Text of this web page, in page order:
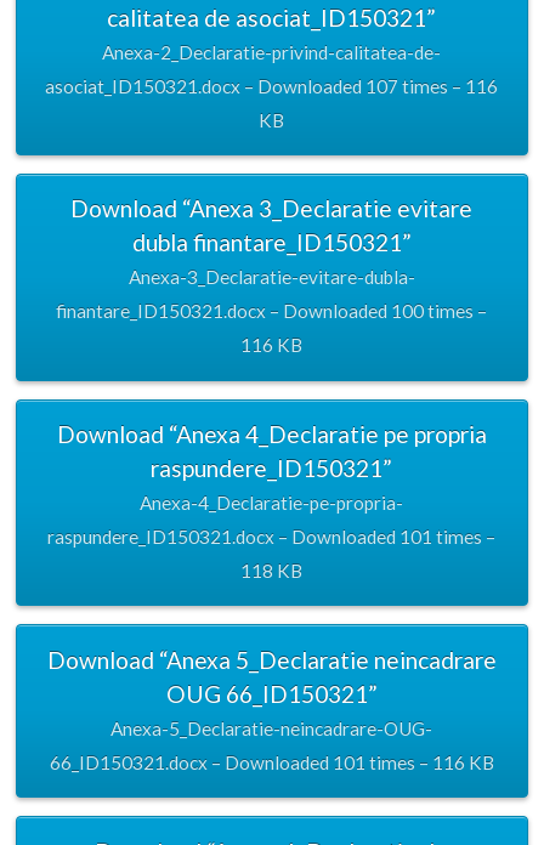
calitatea de asociat_ID150321”
Anexa-2_Declaratie-privind-calitatea-de-
asociat_ID150321.docx – Downloaded 107 times – 116
KB
Download “Anexa 3_Declaratie evitare
dubla finantare_ID150321”
Anexa-3_Declaratie-evitare-dubla-
finantare_ID150321.docx – Downloaded 100 times –
116 KB
Download “Anexa 4_Declaratie pe propria
raspundere_ID150321”
Anexa-4_Declaratie-pe-propria-
raspundere_ID150321.docx – Downloaded 101 times –
118 KB
Download “Anexa 5_Declaratie neincadrare
OUG 66_ID150321”
Anexa-5_Declaratie-neincadrare-OUG-
66_ID150321.docx – Downloaded 101 times – 116 KB